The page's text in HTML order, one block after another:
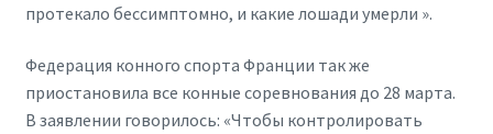
протекало бессимптомно, и какие лошади умерли ».
Федерация конного спорта Франции так же
приостановила все конные соревнования до 28 марта.
В заявлении говорилось: «Чтобы контролировать